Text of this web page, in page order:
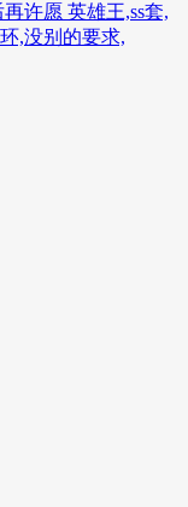
许愿 英雄王,ss套,
,没别的要求,